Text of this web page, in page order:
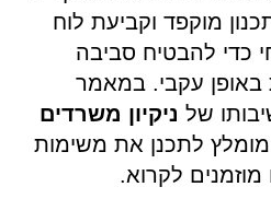
מוקפד וקביעת לוח
כדי להבטיח סביבה
באופן עקבי. במאמר
של ניקיון משרדים
מומלץ לתכנן את משימות
לקרוא.